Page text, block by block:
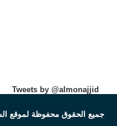
Tweets by @almonajjid
جميع الحقوق محفوظة لموقع